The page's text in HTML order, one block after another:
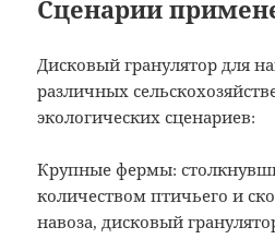
Сценарии
Дисковый гранулятор для
различных
экологических сценариев:
Крупные фермы:
количеством птичьего и
навоза, дисковый